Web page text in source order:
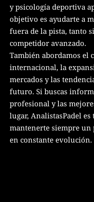
y psicología deportiva
objetivo es ayudarte a
fuera de la pista, tanto
competidor avanzado.
También abordamos el
internacional, la
mercados y las
futuro. Si buscas
profesional y las
lugar, AnalistasPadel
mantenerte siempre un
en constante evolución.